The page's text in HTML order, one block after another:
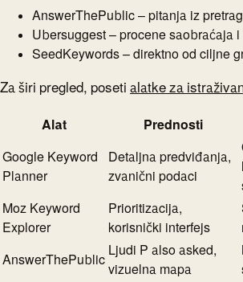
AnswerThePublic – pitanja iz
Ubersuggest – procene saobraćaja
SeedKeywords – direktno od ciljne
Za širi pregled, poseti alatke za
Alat Prednosti
Google Keyword
Planner
Detaljna predviđanja,
zvanični podaci
Moz Keyword
Explorer
Prioritizacija,
korisnički interfejs
AnswerThePublic
Ljudi P also asked,
vizuelna mapa